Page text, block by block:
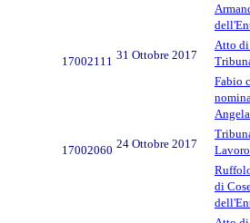
17002111 31 Ottobre 2017
Atto
Fabio
17002060 24 Ottobre 2017
Lavoro
di